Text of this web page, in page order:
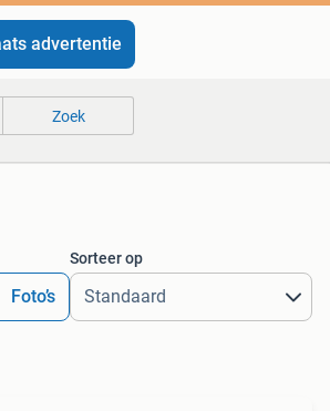
advertentie
Zoek
Foto’s
Sorteer op